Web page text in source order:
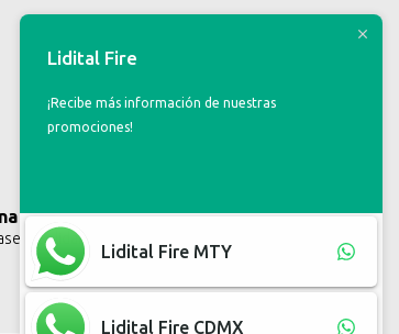
Roo
II, Solidaridad Q.R.
Lidital Fire
¡Recibe más información de nuestras
promociones!
Lidital Fire MTY
Lidital Fire CDMX